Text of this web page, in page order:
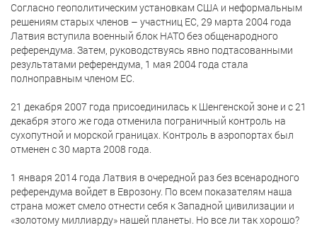
Согласно геополитическим установкам США и неформальным
решениям старых членов – участниц ЕС, 29 марта 2004 года
Латвия вступила военный блок НАТО без общенародного
референдума. Затем, руководствуясь явно подтасованными
результатами референдума, 1 мая 2004 года стала
полноправным членом ЕС.
21 декабря 2007 года присоединилась к Шенгенской зоне и с 21
декабря этого же года отменила пограничный контроль на
сухопутной и морской границах. Контроль в аэропортах был
отменен с 30 марта 2008 года.
1 января 2014 года Латвия в очередной раз без всенародного
референдума войдет в Еврозону. По всем показателям наша
страна может смело отнести себя к Западной цивилизации и
«золотому миллиарду» нашей планеты. Но все ли так хорошо?